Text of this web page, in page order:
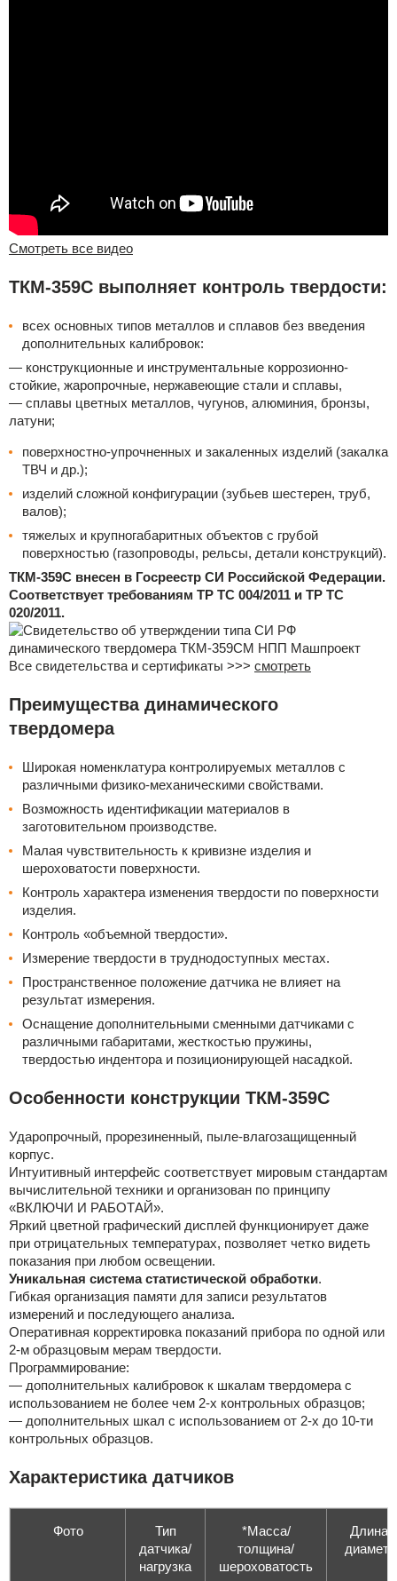
Смотреть все видео
ТКМ-359C выполняет контроль твердости:
всех основных типов металлов и сплавов без введения
дополнительных калибровок:
— конструкционные и инструментальные коррозионно-
стойкие, жаропрочные, нержавеющие стали и сплавы,
— сплавы цветных металлов, чугунов, алюминия, бронзы,
латуни;
поверхностно-упрочненных и закаленных изделий (закалка
ТВЧ и др.);
изделий сложной конфигурации (зубьев шестерен, труб,
валов);
тяжелых и крупногабаритных объектов с грубой
поверхностью (газопроводы, рельсы, детали конструкций).
ТКМ-359C внесен в Госреестр СИ Российской Федерации.
Соответствует требованиям ТР ТС 004/2011 и ТР ТС
020/2011.
Все свидетельства и сертификаты >>> смотреть
Преимущества динамического
твердомера
Широкая номенклатура контролируемых металлов с
различными физико-механическими свойствами.
Возможность идентификации материалов в
заготовительном производстве.
Малая чувствительность к кривизне изделия и
шероховатости поверхности.
Контроль характера изменения твердости по поверхности
изделия.
Контроль «объемной твердости».
Измерение твердости в труднодоступных местах.
Пространственное положение датчика не влияет на
результат измерения.
Оснащение дополнительными сменными датчиками с
различными габаритами, жесткостью пружины,
твердостью индентора и позиционирующей насадкой.
Особенности конструкции ТКМ-359С
Ударопрочный, прорезиненный, пыле-влагозащищенный
корпус.
Интуитивный интерфейс соответствует мировым стандартам
вычислительной техники и организован по принципу
«ВКЛЮЧИ И РАБОТАЙ».
Яркий цветной графический дисплей функционирует даже
при отрицательных температурах, позволяет четко видеть
показания при любом освещении.
Уникальная система статистической обработки.
Гибкая организация памяти для записи результатов
измерений и последующего анализа.
Оперативная корректировка показаний прибора по одной или
2-м образцовым мерам твердости.
Программирование:
— дополнительных калибровок к шкалам твердомера с
использованием не более чем 2-х контрольных образцов;
— дополнительных шкал с использованием от 2-х до 10-ти
контрольных образцов.
Характеристика датчиков
Фото
Тип
датчика/
нагрузка
*Масса/
толщина/
шероховатость
Длина/
диаметр